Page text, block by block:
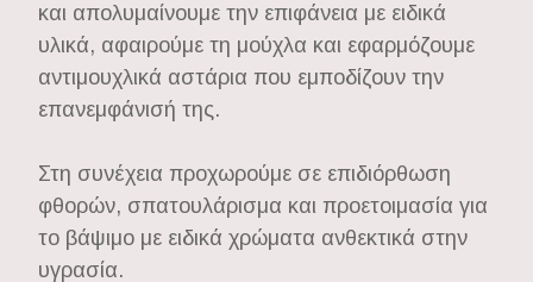
και απολυμαίνουμε την επιφάνεια με ειδικά
υλικά, αφαιρούμε τη μούχλα και εφαρμόζουμε
αντιμουχλικά αστάρια που εμποδίζουν την
επανεμφάνισή της.
Στη συνέχεια προχωρούμε σε επιδιόρθωση
φθορών, σπατουλάρισμα και προετοιμασία για
το βάψιμο με ειδικά χρώματα ανθεκτικά στην
υγρασία.